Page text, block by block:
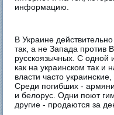
информацию.
В Украине
так, а не Запада против
русскоязычных. С одной
как на украинском так и
власти часто
Среди погибших -
и белорус. Одни поют
другие - продаются за